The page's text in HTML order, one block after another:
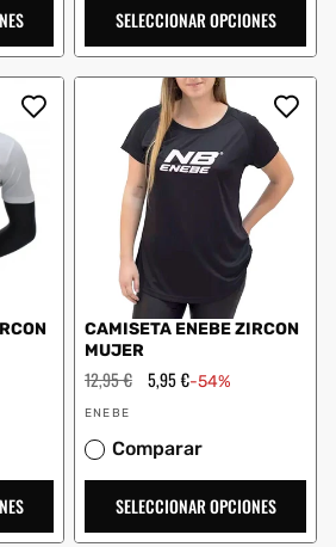
SELECCIONAR OPCIONES
CAMISETA ENEBE ZIRCON
MUJER
Precio
habitual
12,95 € Precio
de
5,95 €-54%
Proveedor:
ENEBE
Comparar
SELECCIONAR OPCIONES